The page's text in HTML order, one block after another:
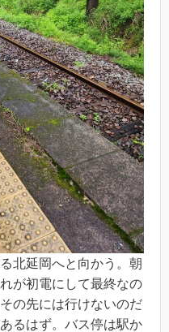
北延岡へと向かう。朝
が初電にして最終なの
の先には行けないのだ
るはず。バス停は駅か